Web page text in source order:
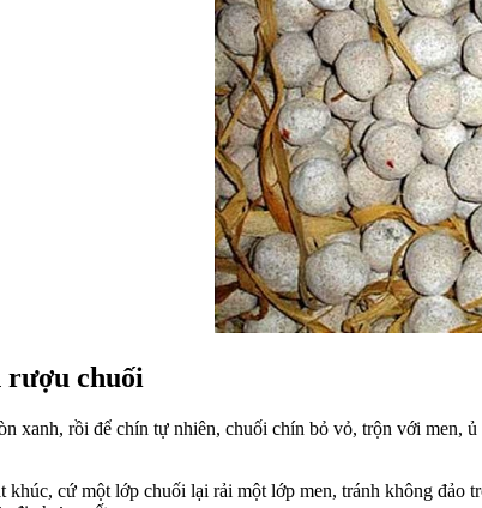
rượu chuối
xanh, rồi để chín tự nhiên, chuối chín bỏ vỏ, trộn với men,
khúc, cứ một lớp chuối lại rải một lớp men, tránh không